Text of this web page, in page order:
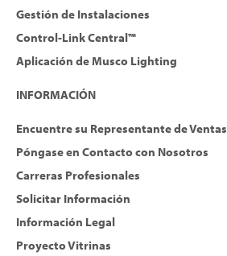
Gestión de Instalaciones
Control-Link Central™
Aplicación de Musco Lighting
INFORMACIÓN
Encuentre su Representante de Ventas
Póngase en Contacto con Nosotros
Carreras Profesionales
Solicitar Información
Información Legal
Proyecto Vitrinas